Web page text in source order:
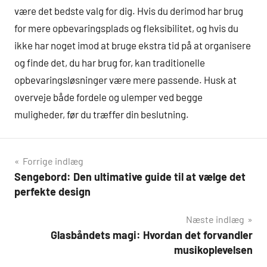
være det bedste valg for dig. Hvis du derimod har brug
for mere opbevaringsplads og fleksibilitet, og hvis du
ikke har noget imod at bruge ekstra tid på at organisere
og finde det, du har brug for, kan traditionelle
opbevaringsløsninger være mere passende. Husk at
overveje både fordele og ulemper ved begge
muligheder, før du træffer din beslutning.
Indlægsnavigation
Forrige indlæg
Sengebord: Den ultimative guide til at vælge det
perfekte design
Næste indlæg
Glasbåndets magi: Hvordan det forvandler
musikoplevelsen